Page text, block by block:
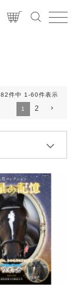
82件中 1 -60件表示
1 2